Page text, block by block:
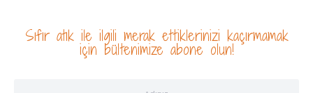
Sıfır atık ile ilgili merak ettiklerinizi kaçırmamak
için bültenimize abone olun!